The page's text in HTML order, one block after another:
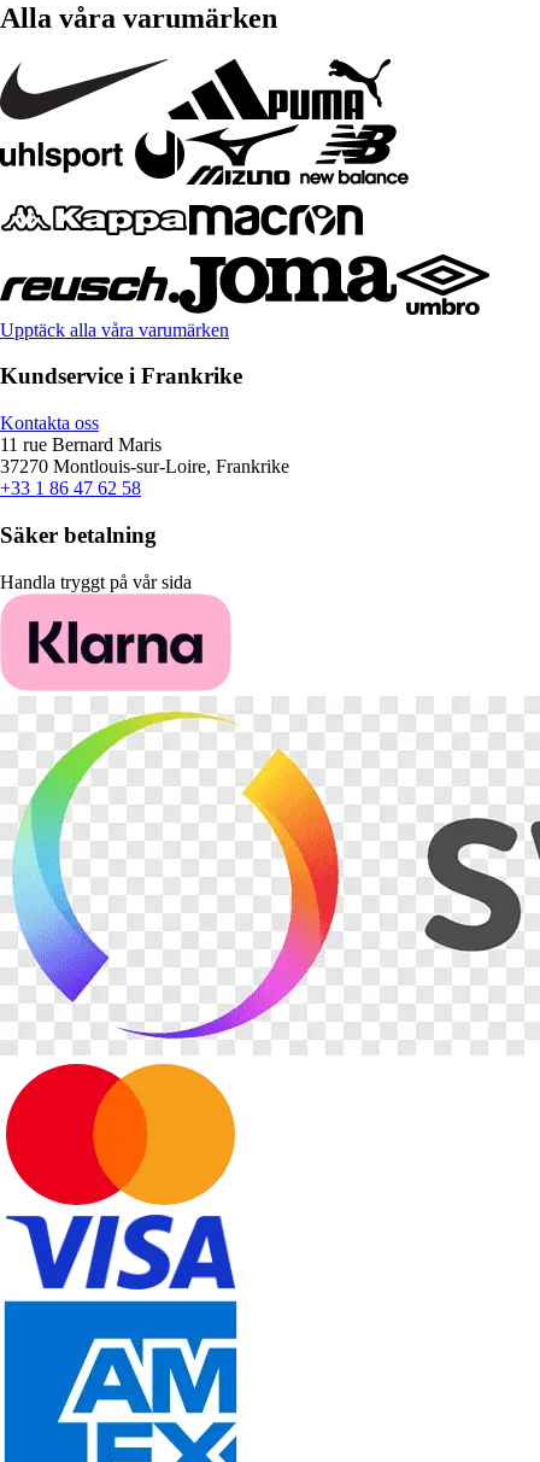
Alla våra varumärken
Upptäck alla våra varumärken
Kundservice i Frankrike
Kontakta oss
11 rue Bernard Maris
37270 Montlouis-sur-Loire, Frankrike
+33 1 86 47 62 58
Säker betalning
Handla tryggt på vår sida